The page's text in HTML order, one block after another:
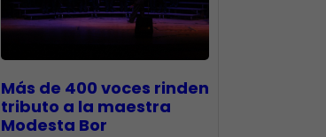
Más de 400 voces rinden
tributo a la maestra
Modesta Bor